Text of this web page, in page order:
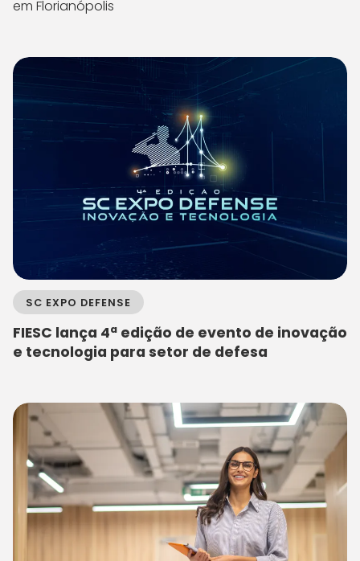
em Florianópolis
SC EXPO DEFENSE
FIESC lança 4ª edição de evento de inovação
e tecnologia para setor de defesa